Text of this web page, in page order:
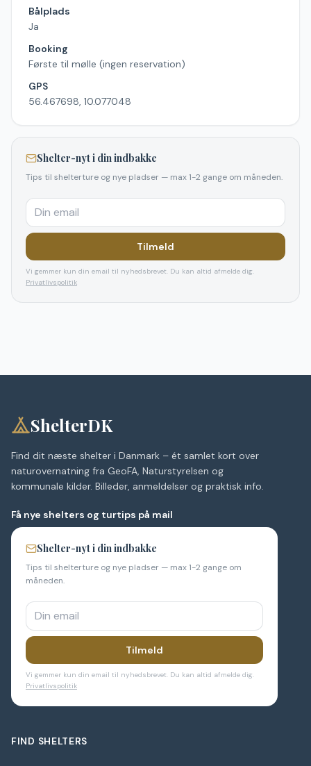
Bålplads
Ja
Booking
Første til mølle (ingen reservation)
GPS
56.467698, 10.077048
Shelter-nyt i din indbakke
Tips til shelterture og nye pladser — max 1-2 gange om måneden.
Tilmeld
Vi gemmer kun din email til nyhedsbrevet. Du kan altid afmelde dig.
Privatlivspolitik
ShelterDK
Find dit næste shelter i Danmark – ét samlet kort over
naturovernatning fra GeoFA, Naturstyrelsen og
kommunale kilder. Billeder, anmeldelser og praktisk info.
Få nye shelters og turtips på mail
Shelter-nyt i din indbakke
Tips til shelterture og nye pladser — max 1-2 gange om
måneden.
Tilmeld
Vi gemmer kun din email til nyhedsbrevet. Du kan altid afmelde dig.
Privatlivspolitik
FIND SHELTERS